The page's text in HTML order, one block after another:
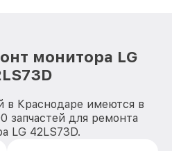
монитора LG
в Краснодаре имеются в
запчастей для ремонта
LG 42LS73D.